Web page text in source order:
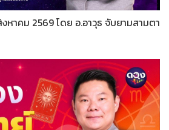
หาคม 2569 โดย อ.อาวุธ จับยามสามตา